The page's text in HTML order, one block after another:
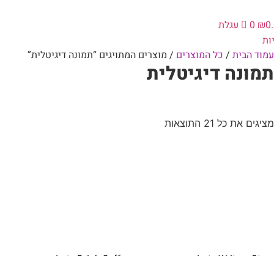
₪
0
עגלת
עמוד הבית / כל המוצרים / מוצרים המתויגים “תמונה דיגיטלית”
תמונה דיגיטלית
מציגים את כל ⁦21⁩ התוצאות